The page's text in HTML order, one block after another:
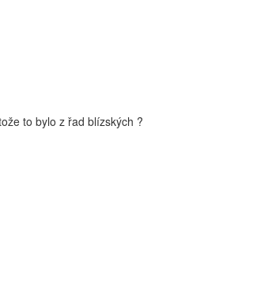
to bylo z řad blízských ?